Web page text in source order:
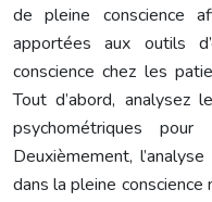
de pleine conscience
apportées aux outils
conscience chez les
Tout d’abord, analysez
psychométriques
Deuxièmement,
dans la pleine